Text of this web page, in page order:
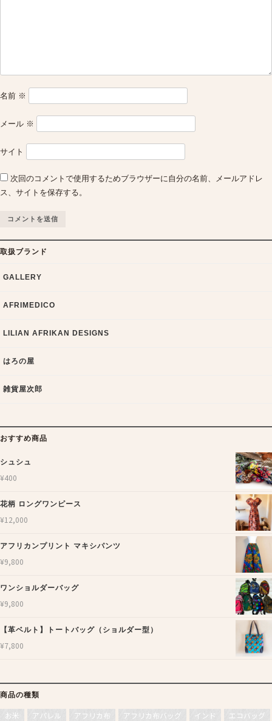
名前 ※
メール ※
サイト
次回のコメントで使用するためブラウザーに自分の名前、メールアドレ
ス、サイトを保存する。
取扱ブランド
GALLERY
AFRIMEDICO
LILIAN AFRIKAN DESIGNS
はろの屋
雑貨屋次郎
おすすめ商品
シュシュ
¥400
花柄 ロングワンピース
¥12,000
アフリカンプリント マキシパンツ
¥9,800
ワンショルダーバッグ
¥9,800
【革ベルト】トートバッグ（ショルダー型）
¥7,800
商品の種類
お米 アパレル アフリカ布 アフリカ布バッグ インド
エコバッグ